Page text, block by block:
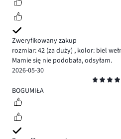
Zweryfikowany zakup
rozmiar: 42 (za duży) , kolor: biel
Mamie się nie podobała, odsyłam.
2026-05-30
5
BOGUMIŁA